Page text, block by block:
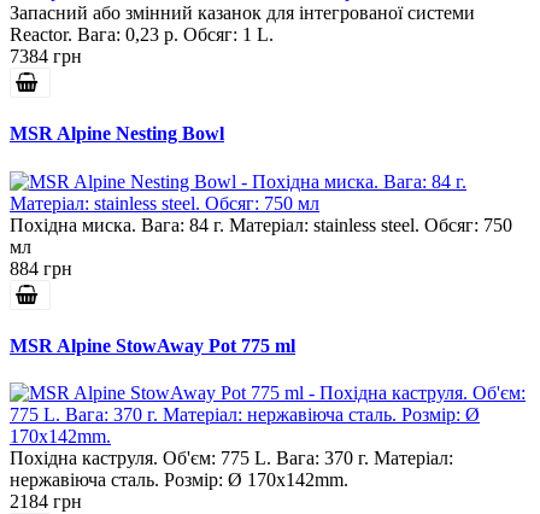
Запасний або змінний казанок для інтегрованої системи
Reactor. Вага: 0,23 р. Обсяг: 1 L.
7384 грн
MSR Alpine Nesting Bowl
Похідна миска. Вага: 84 г. Матеріал: stainless steel. Обсяг: 750
мл
884 грн
MSR Alpine StowAway Pot 775 ml
Похідна каструля. Об'єм: 775 L. Вага: 370 г. Матеріал:
нержавіюча сталь. Розмір: Ø 170x142mm.
2184 грн